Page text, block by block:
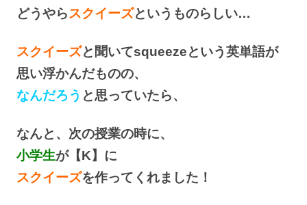
どうやらスクイーズというものらしい…
スクイーズと聞いてsqueezeという英単語が
思い浮かんだものの、
なんだろう と思っていたら、
なんと、次の授業の時に、
小学生が【K】に
スクイーズを作ってくれました！